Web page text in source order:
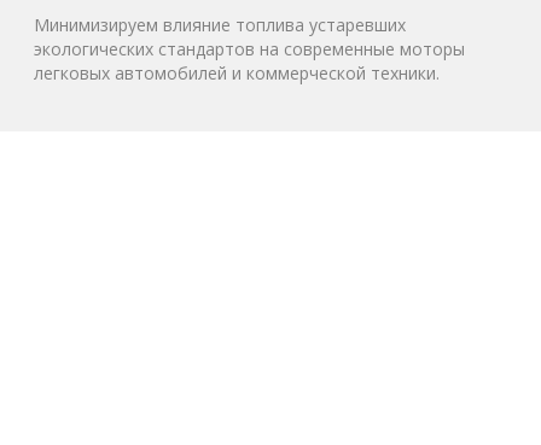
Минимизируем влияние топлива устаревших
экологических стандартов на современные моторы
легковых автомобилей и коммерческой техники.